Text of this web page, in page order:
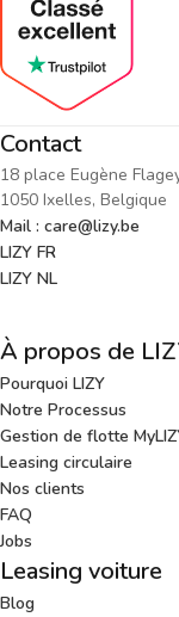
Contact
18 place Eugène
1050 Ixelles, Belgique
Mail : care@lizy.be
LIZY FR
LIZY NL
À propos de
Pourquoi LIZY
Notre Processus
Gestion de flotte
Leasing circulaire
Nos clients
FAQ
Jobs
Leasing voiture
Blog